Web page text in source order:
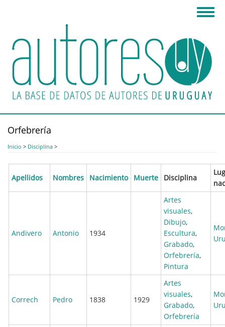
principal
Orfebrería
Inicio > Disciplina >
Apellidos Nombres Nacimiento Muerte Disciplina
Andivero Antonio 1934
Artes
visuales,
Dibujo,
Escultura,
Grabado,
Orfebrería,
Pintura
Correch Pedro 1838 1929
Artes
visuales,
Grabado,
Orfebrería